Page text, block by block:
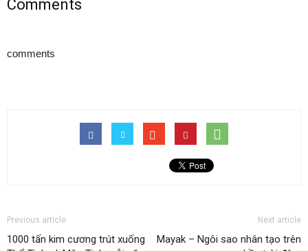
Comments
comments
Previous article
1000 tấn kim cương trút xuống
Next article
Mayak – Ngôi sao nhân tạo trên